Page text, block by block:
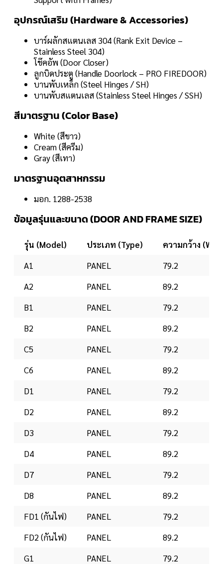
อุปกรณ์เสริม (Hardware & Accessories)
บาร์ผลักสแตนเลส 304 (Rank Exit Device –
Stainless Steel 304)
โช๊คอัพ (Door Closer)
ลูกบิดประตู (Handle Doorlock – PRO FIREDOOR)
บานพับเหล็ก (Steel Hinges / SH)
บานพับสแตนเลส (Stainless Steel Hinges / SSH)
สีมาตรฐาน (Color Base)
White (สีขาว)
Cream (สีครีม)
Gray (สีเทา)
มาตรฐานอุตสาหกรรม
มอก. 1288-2538
ข้อมูลรุ่นและขนาด (DOOR AND FRAME SIZE)
รุ่น (Model) ประเภท (Type)
ความกว้าง
A1
PANEL
79.2
A2
PANEL
89.2
B1
PANEL
79.2
B2
PANEL
89.2
C5
PANEL
79.2
C6
PANEL
89.2
D1
PANEL
79.2
D2
PANEL
89.2
D3
PANEL
79.2
D4
PANEL
89.2
D7
PANEL
79.2
D8
PANEL
89.2
FD1 (กันไฟ)
PANEL
79.2
FD2 (กันไฟ)
PANEL
89.2
G1
PANEL
79.2